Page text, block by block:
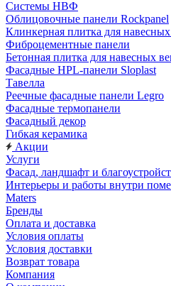
Системы НВФ
Облицовочные панели Rockpanel
Клинкерная плитка для
Фиброцементные панели
Бетонная плитка для навесных
Фасадные HPL-панели Sloplast
Тавелла
Реечные фасадные панели Legro
Фасадные термопанели
Фасадный декор
Гибкая керамика
Акции
Услуги
Фасад, ландшафт и
Интерьеры и работы внутри
Maters
Бренды
Оплата и доставка
Условия оплаты
Условия доставки
Возврат товара
Компания